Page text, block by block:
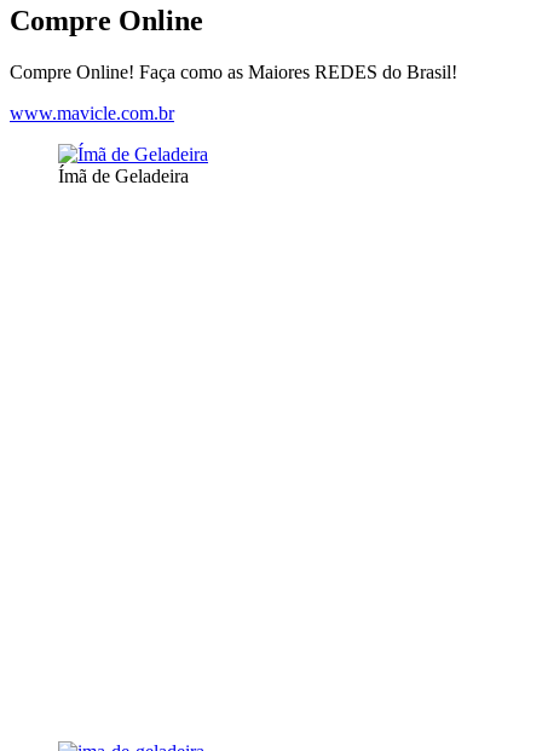
Compre Online
Compre Online! Faça como as Maiores REDES do Brasil!
www.mavicle.com.br
Ímã de Geladeira